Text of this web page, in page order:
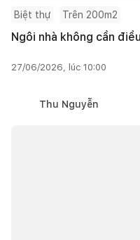
Biệt thự Trên 200m2
Ngôi nhà không cần
27/06/2026, lúc 10:00
Thu Nguyễn